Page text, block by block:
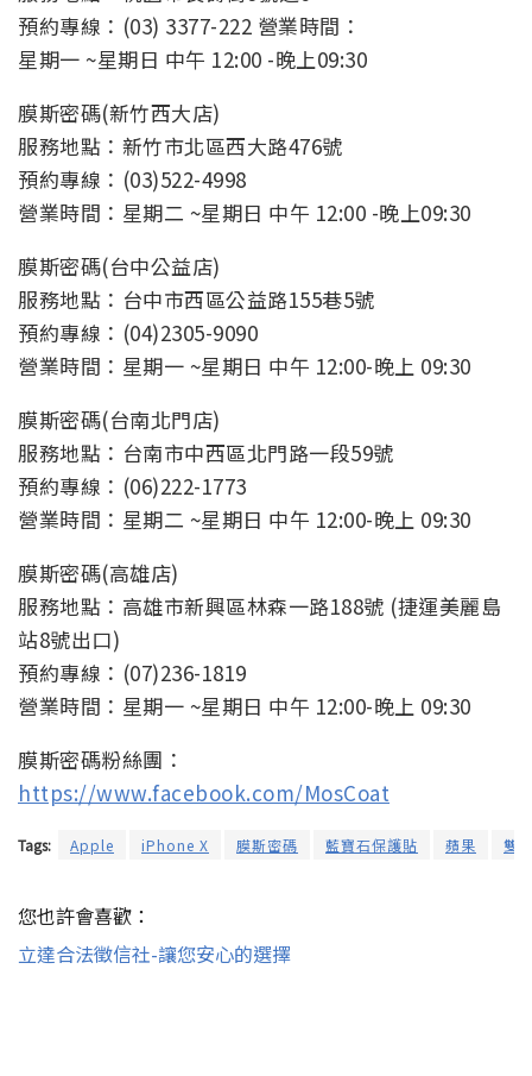
預約專線：(03) 3377-222 營業時間：
星期一 ~星期日 中午 12:00 -晚上09:30
膜斯密碼(新竹西大店)
服務地點：新竹市北區西大路476號
預約專線：(03)522-4998
營業時間：星期二 ~星期日 中午 12:00 -晚上09:30
膜斯密碼(台中公益店)
服務地點：台中市西區公益路155巷5號
預約專線：(04)2305-9090
營業時間：星期一 ~星期日 中午 12:00-晚上 09:30
膜斯密碼(台南北門店)
服務地點：台南市中西區北門路一段59號
預約專線：(06)222-1773
營業時間：星期二 ~星期日 中午 12:00-晚上 09:30
膜斯密碼(高雄店)
服務地點：高雄市新興區林森一路188號 (捷運美麗島
站8號出口)
預約專線：(07)236-1819
營業時間：星期一 ~星期日 中午 12:00-晚上 09:30
膜斯密碼粉絲團：
https://www.facebook.com/MosCoat
Tags: Apple iPhone X 膜斯密碼 藍寶石保護貼 蘋果 雙
您也許會喜歡：
立達合法徵信社-讓您安心的選擇